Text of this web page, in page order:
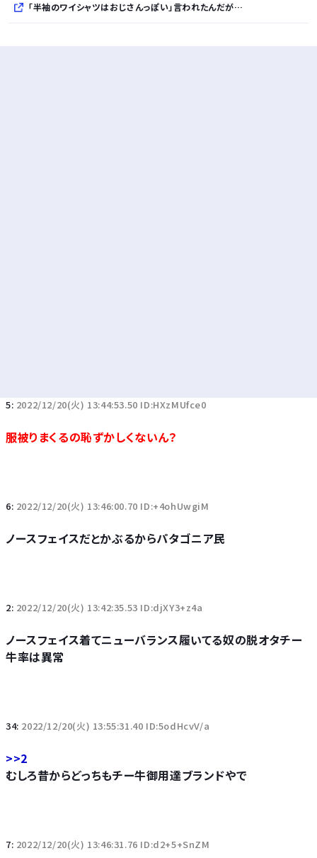
「半袖のワイシャツはおじさんっぽい」言われたんだが…
5: 2022/12/20(火) 13:44:53.50 ID:HXzMUfce0
服被りまくるの恥ずかしくないん？
6: 2022/12/20(火) 13:46:00.70 ID:+4ohUwgiM
ノースフェイスだとかぶるからパタゴニア民
2: 2022/12/20(火) 13:42:35.53 ID:djXY3+z4a
ノースフェイス着てニューバランス履いてる奴の脱オタチー
牛率は異常
34: 2022/12/20(火) 13:55:31.40 ID:5odHcvV/a
>>2
むしろ昔からどっちもチー牛御用達ブランドやで
7: 2022/12/20(火) 13:46:31.76 ID:d2+5+SnZM